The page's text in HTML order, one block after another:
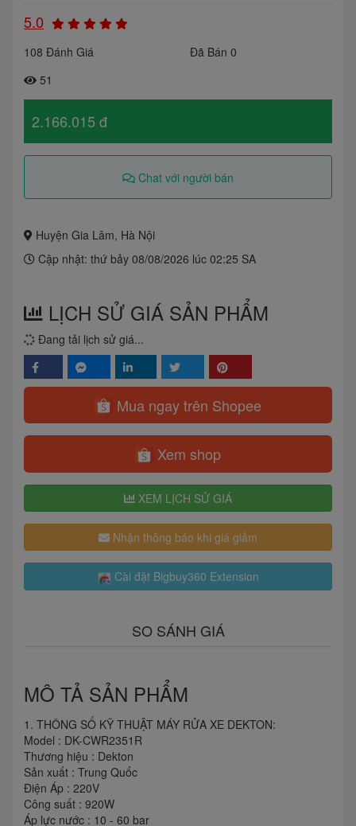
5.0
108 Đánh Giá
Đã Bán 0
51
2.166.015 đ
Chat với người bán
Huyện Gia Lâm, Hà Nội
Cập nhật: thứ bảy 08/08/2026 lúc 02:25 SA
LỊCH SỬ GIÁ SẢN PHẨM
Đang tải lịch sử giá...
Mua ngay trên Shopee
Xem shop
XEM LỊCH SỬ GIÁ
Nhận thông báo khi giá giảm
Cài đặt Bigbuy360 Extension
SO SÁNH GIÁ
MÔ TẢ SẢN PHẨM
1. THÔNG SỐ KỸ THUẬT MÁY RỬA XE DEKTON:
Model : DK-CWR2351R
Thương hiệu : Dekton
Sản xuất : Trung Quốc
Điện Áp : 220V
Công suất : 920W
Áp lực nước : 10 - 60 bar